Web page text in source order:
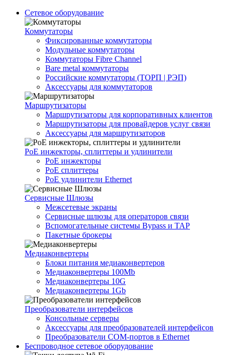
Сетевое оборудование
Коммутаторы
Фиксированные коммутаторы
Модульные коммутаторы
Коммутаторы Fibre Channel
Bare metal коммутаторы
Российские коммутаторы (ТОРП | РЭП)
Аксессуары для коммутаторов
Маршрутизаторы
Маршрутизаторы для корпоративных клиентов
Маршрутизаторы для провайдеров услуг связи
Аксессуары для маршрутизаторов
PoE инжекторы, сплиттеры и удлинители
PoE инжекторы
PoE сплиттеры
PoE удлинители Ethernet
Сервисные Шлюзы
Межсетевые экраны
Сервисные шлюзы для операторов связи
Вспомогательные системы Bypass и TAP
Пакетные брокеры
Медиаконвертеры
Блоки питания медиаконвертеров
Медиаконвертеры 100Mb
Медиаконвертеры 10G
Медиаконвертеры 1Gb
Преобразователи интерфейсов
Консольные серверы
Аксессуары для преобразователей интерфейсов
Преобразователи COM-портов в Ethernet
Беспроводное сетевое оборудование